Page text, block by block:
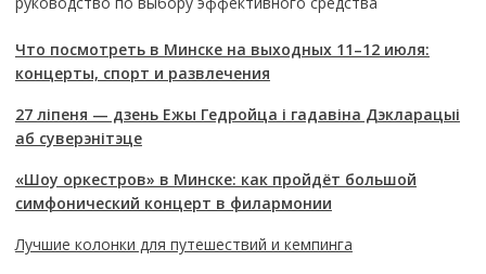
Что посмотреть в Минске на выходных 11–12 июля:
концерты, спорт и развлечения
27 ліпеня — дзень Ежы Гедройца і гадавіна Дэкларацыі
аб суверэнітэце
«Шоу оркестров» в Минске: как пройдёт большой
симфонический концерт в филармонии
Лучшие колонки для путешествий и кемпинга